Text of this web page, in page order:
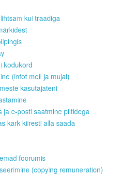
kui traadiga
kodukord
(infot meil ja mujal)
kasutajateni
ja e-posti saatmine piltidega
kark kiiresti alla saada
foorumis
(copying remuneration)